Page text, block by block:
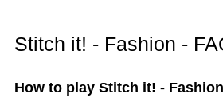
Stitch it! - Fashion -
How to play Stitch it! -